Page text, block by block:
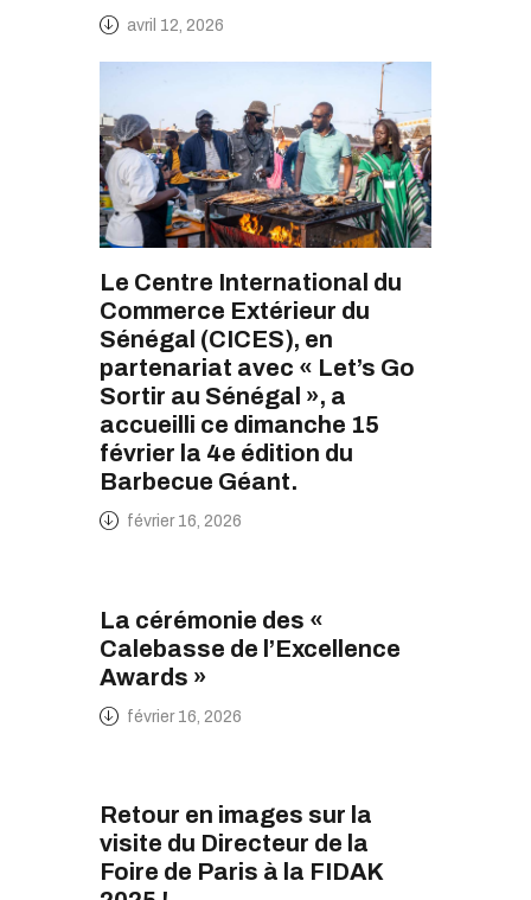
avril 12, 2026
Le Centre International du
Commerce Extérieur du
Sénégal (CICES), en
partenariat avec « Let’s Go
Sortir au Sénégal », a
accueilli ce dimanche 15
février la 4e édition du
Barbecue Géant.
février 16, 2026
La cérémonie des «
Calebasse de l’Excellence
Awards »
février 16, 2026
Retour en images sur la
visite du Directeur de la
Foire de Paris à la FIDAK